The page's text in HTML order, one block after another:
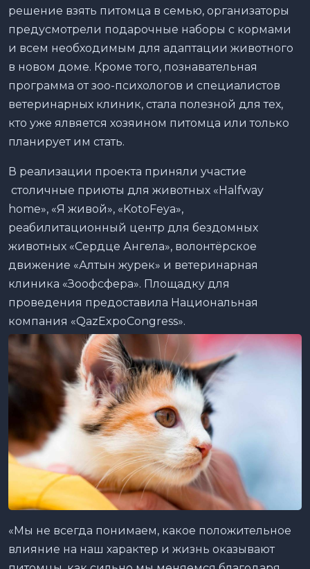
решение взять питомца в семью, организаторы
предусмотрели подарочные наборы с кормами
и всем необходимым для адаптации животного
в новом доме. Кроме того, познавательная
программа от зоо-психологов и специалистов
ветеринарных клиник, стала полезной для тех,
кто уже ялвяется хозяином питомца или только
планирует им стать.
В реализации проекта приняли участие
столичные приюты для животных «Halfway
home», «Я живой», «KotoFeya»,
реабилитационный центр для бездомных
животных «Сердце Ангела», волонтёрское
движение «Алтын журек» и ветеринарная
клиника «Зоофсфера». Площадку для
проведения предоставила Национальная
компания «QazExpoCongress».
«Мы не всегда понимаем, какое положительное
влияние на наш характер и жизнь оказывают